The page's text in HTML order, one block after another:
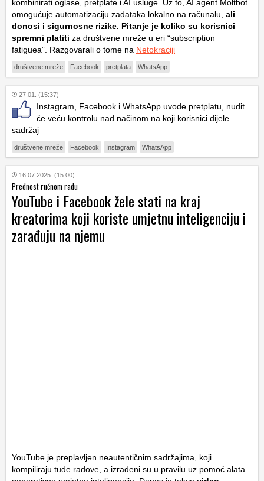
kombinirati oglase, pretplate i AI usluge. Uz to, AI agent Moltbot
omogućuje automatizaciju zadataka lokalno na računalu, ali
donosi i sigurnosne rizike. Pitanje je koliko su korisnici
spremni platiti za društvene mreže u eri “subscription
fatiguea”. Razgovarali o tome na Netokraciji
društvene mreže Facebook pretplata WhatsApp
27.01. (15:37)
Instagram, Facebook i WhatsApp uvode pretplatu, nudit
će veću kontrolu nad načinom na koji korisnici dijele
sadržaj
društvene mreže Facebook Instagram WhatsApp
16.07.2025. (15:00)
Prednost ručnom radu
YouTube i Facebook žele stati na kraj
kreatorima koji koriste umjetnu inteligenciju i
zarađuju na njemu
YouTube je preplavljen neautentičnim sadržajima, koji
kompiliraju tuđe radove, a izrađeni su u pravilu uz pomoć alata